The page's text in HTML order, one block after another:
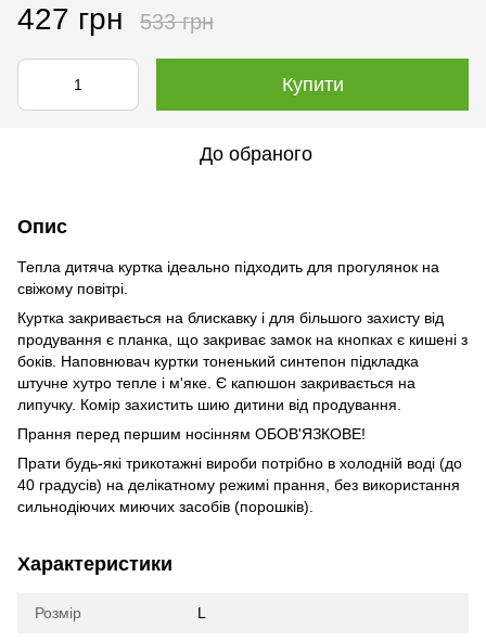
427 грн 533 грн
Купити
До обраного
Опис
Тепла дитяча куртка ідеально підходить для прогулянок на
свіжому повітрі.
Куртка закривається на блискавку і для більшого захисту від
продування є планка, що закриває замок на кнопках є кишені з
боків. Наповнювач куртки тоненький синтепон підкладка
штучне хутро тепле і м'яке. Є капюшон закривається на
липучку. Комір захистить шию дитини від продування.
Прання перед першим носінням ОБОВ'ЯЗКОВЕ!
Прати будь-які трикотажні вироби потрібно в холодній воді (до
40 градусів) на делікатному режимі прання, без використання
сильнодіючих миючих засобів (порошків).
Характеристики
Розмір L